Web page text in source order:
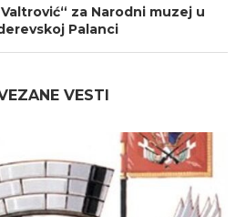
za Narodni muzej u
Palanci
VESTI